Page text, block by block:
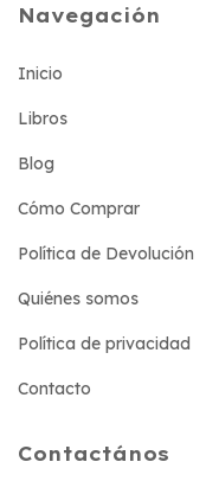
Navegación
Inicio
Libros
Blog
Cómo Comprar
Política de Devolución
Quiénes somos
Política de privacidad
Contacto
Contactános